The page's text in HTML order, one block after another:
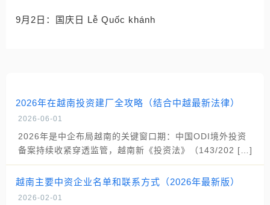
9月2日：国庆日 Lễ Quốc khánh
2026年在越南投资建厂全攻略（结合中越最新法律）
2026-06-01
2026年是中企布局越南的关键窗口期：中国ODI境外投资
备案持续收紧穿透监管，越南新《投资法》（143/202 […]
越南主要中资企业名单和联系方式（2026年最新版）
2026-02-01